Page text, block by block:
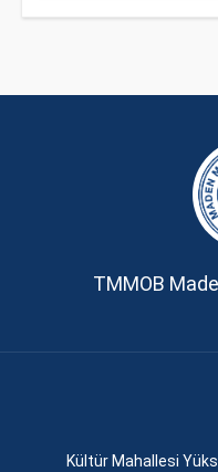
TMMOB
Kültür Mahallesi